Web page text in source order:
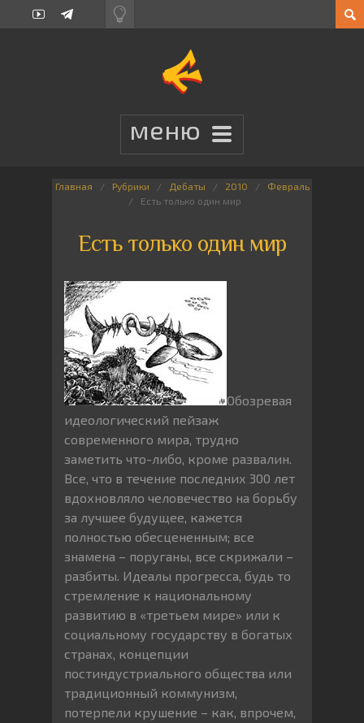
Главная Рубрики Дебаты 2010
Февраль
Есть только один мир
Есть только один мир
Обозревая
идеологический пейзаж
современного мира, трудно
заметить что-либо, кроме развалин.
Все, что в течение последних 300 лет
вдохновляло человечество на борьбу
за лучшее будущее, кажется
полностью обесцененным; все
знамена – поруганы, все скрижали –
разбиты. Идеалы прогресса, будь то
стремление к национальному
развитию в «третьем мире» или к
социальному государству в богатых
странах, концепции
постиндустриального общества или
традиционный коммунизм,
потерпели крушение – как, впрочем,